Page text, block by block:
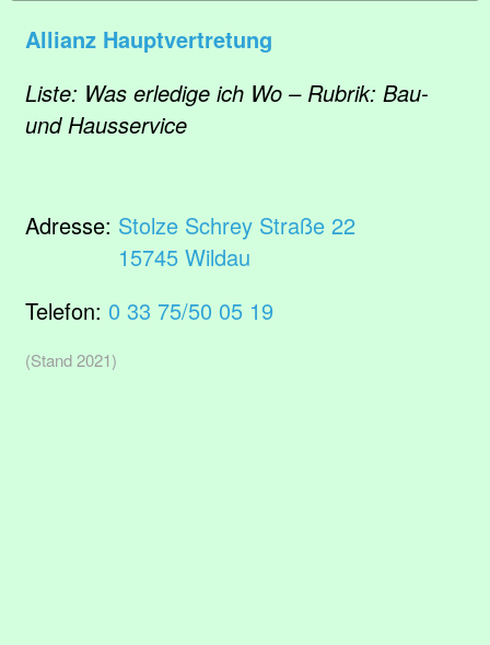
Allianz Hauptvertretung
Liste: Was erledige ich Wo – Rubrik: Bau-
und Hausservice
Adresse: Stolze Schrey Straße 22
15745 Wildau
Telefon: 0 33 75/50 05 19
(Stand 2021)